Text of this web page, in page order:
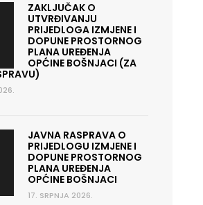
ZAKLJUČAK O
UTVRĐIVANJU
PRIJEDLOGA IZMJENE I
DOPUNE PROSTORNOG
PLANA UREĐENJA
OPĆINE BOŠNJACI (ZA
JAVNA RASPRAVA O
PRIJEDLOGU IZMJENE I
DOPUNE PROSTORNOG
PLANA UREĐENJA
OPĆINE BOŠNJACI
17. SRPNJA 2026.